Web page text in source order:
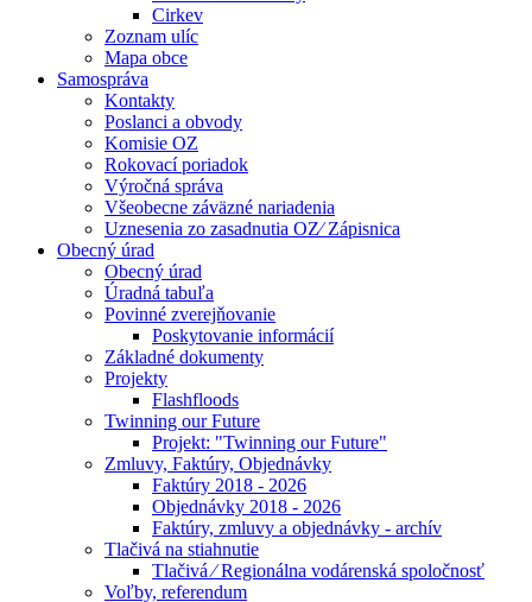
Cirkev
Zoznam ulíc
Mapa obce
Samospráva
Kontakty
Poslanci a obvody
Komisie OZ
Rokovací poriadok
Výročná správa
Všeobecne záväzné nariadenia
Uznesenia zo zasadnutia OZ⁄ Zápisnica
Obecný úrad
Obecný úrad
Úradná tabuľa
Povinné zverejňovanie
Poskytovanie informácií
Základné dokumenty
Projekty
Flashfloods
Twinning our Future
Projekt: "Twinning our Future"
Zmluvy, Faktúry, Objednávky
Faktúry 2018 - 2026
Objednávky 2018 - 2026
Faktúry, zmluvy a objednávky - archív
Tlačivá na stiahnutie
Tlačivá ⁄ Regionálna vodárenská spoločnosť
Voľby, referendum